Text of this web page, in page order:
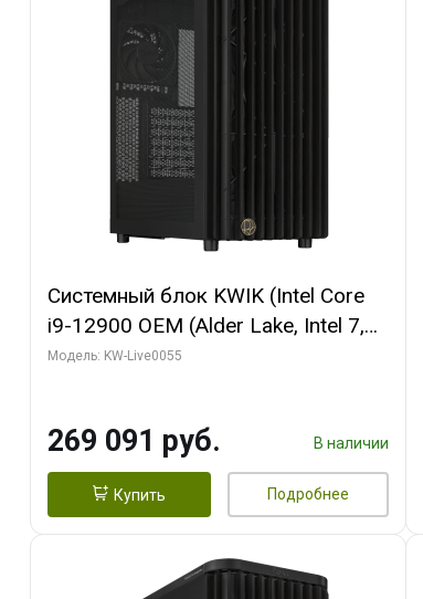
Системный блок KWIK (Intel Core
i9-12900 OEM (Alder Lake, Intel 7,
C16 8EC/8PC/T2/ 64 ГБ ОЗУ (2
HDMI/ 1 ТБ SSD)
Модель: KW-Live0055
269 091 руб. В наличии
Купить Подробнее